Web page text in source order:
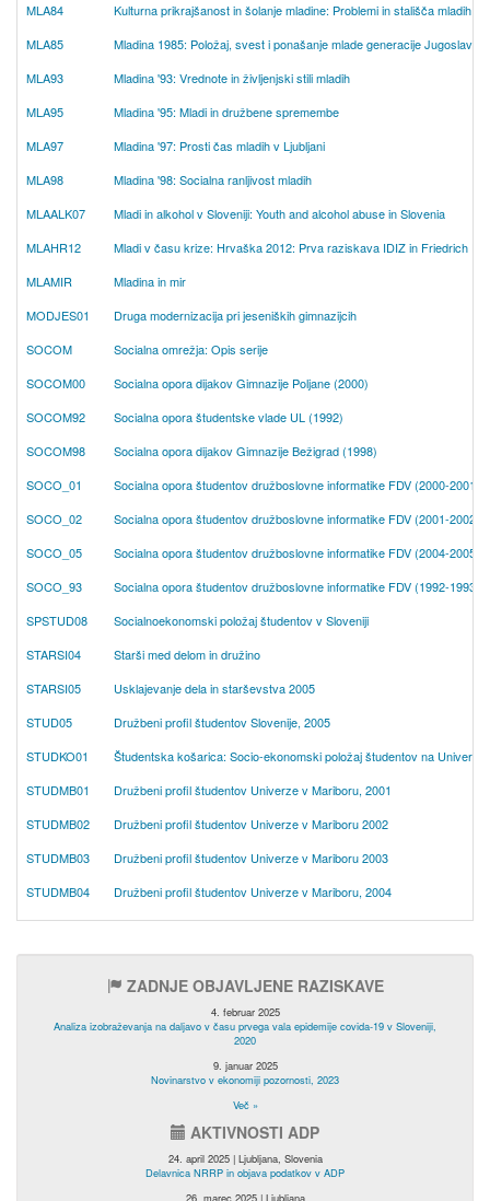
MLA84
Kulturna prikrajšanost in šolanje mladine: Problemi in stališča mladih
MLA85
Mladina 1985: Položaj, svest i ponašanje mlade generacije Jugoslavije
MLA93
Mladina '93: Vrednote in življenjski stili mladih
MLA95
Mladina '95: Mladi in družbene spremembe
MLA97
Mladina '97: Prosti čas mladih v Ljubljani
MLA98
Mladina '98: Socialna ranljivost mladih
MLAALK07
Mladi in alkohol v Sloveniji: Youth and alcohol abuse in Slovenia
MLAHR12
Mladi v času krize: Hrvaška 2012: Prva raziskava IDIZ in Friedrich
MLAMIR
Mladina in mir
MODJES01
Druga modernizacija pri jeseniških gimnazijcih
SOCOM
Socialna omrežja: Opis serije
SOCOM00
Socialna opora dijakov Gimnazije Poljane (2000)
SOCOM92
Socialna opora študentske vlade UL (1992)
SOCOM98
Socialna opora dijakov Gimnazije Bežigrad (1998)
SOCO_01
Socialna opora študentov družboslovne informatike FDV (2000-2001)
SOCO_02
Socialna opora študentov družboslovne informatike FDV (2001-2002)
SOCO_05
Socialna opora študentov družboslovne informatike FDV (2004-2005)
SOCO_93
Socialna opora študentov družboslovne informatike FDV (1992-1993)
SPSTUD08
Socialnoekonomski položaj študentov v Sloveniji
STARSI04
Starši med delom in družino
STARSI05
Usklajevanje dela in starševstva 2005
STUD05
Družbeni profil študentov Slovenije, 2005
STUDKO01
Študentska košarica: Socio-ekonomski položaj študentov na Univerzi
STUDMB01
Družbeni profil študentov Univerze v Mariboru, 2001
STUDMB02
Družbeni profil študentov Univerze v Mariboru 2002
STUDMB03
Družbeni profil študentov Univerze v Mariboru 2003
STUDMB04
Družbeni profil študentov Univerze v Mariboru, 2004
ZADNJE OBJAVLJENE RAZISKAVE
4. februar 2025
Analiza izobraževanja na daljavo v času prvega vala epidemije covida-19 v Sloveniji,
2020
9. januar 2025
Novinarstvo v ekonomiji pozornosti, 2023
Več »
AKTIVNOSTI ADP
24. april 2025 | Ljubljana, Slovenia
Delavnica NRRP in objava podatkov v ADP
26. marec 2025 | Ljubljana